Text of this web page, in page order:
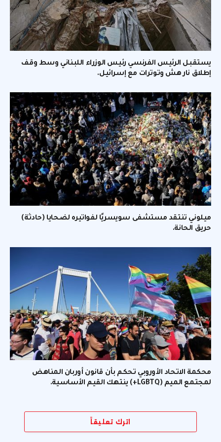
يستقبل الرئيس الفرنسي رئيس الوزراء اللبناني وسط وقف
إطلاق نار هش وتوترات مع إسرائيل.
ميلوني تنتقد مستشفى سويسريًا لفواتيره لضحايا (حادثة)
حريق الحانة.
محكمة الاتحاد الأوروبي تحكم بأن قانون أوربان المناهض
لمجتمع الميم (LGBTQ+) ينتهك القيم الأساسية.
اترك تعليقاً